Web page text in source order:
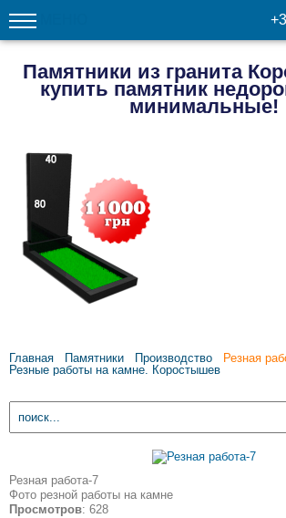
Памятники из гранита
купить памятник
минимальные!
Главная Памятники
Производство
Резные работы на камне. Коростышев
Резная
Резная работа-7
Фото резной работы на камне
Просмотров: 628